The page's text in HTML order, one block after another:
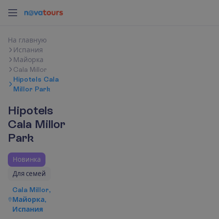
На главную
Испания
Майорка
Cala Millor
Hipotels Cala
Millor Park
Hipotels
Cala Millor
Park
Новинка
Для семей
Cala Millor,
Майорка,
Испания